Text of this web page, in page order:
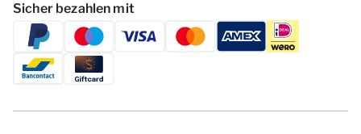
Sicher bezahlen mit